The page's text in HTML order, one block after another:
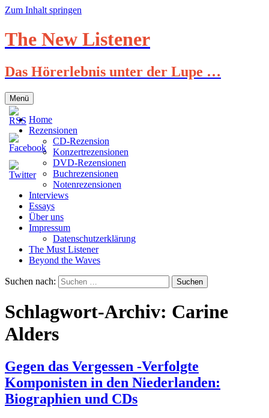
Zum Inhalt springen
The New Listener
Das Hörerlebnis unter der Lupe …
Menü
Home
Rezensionen
CD-Rezension
Konzertrezensionen
DVD-Rezensionen
Buchrezensionen
Notenrezensionen
Interviews
Essays
Über uns
Impressum
Datenschutzerklärung
The Must Listener
Beyond the Waves
Suchen nach:
Schlagwort-Archiv: Carine
Alders
Gegen das Vergessen -Verfolgte
Komponisten in den Niederlanden:
Biographien und CDs